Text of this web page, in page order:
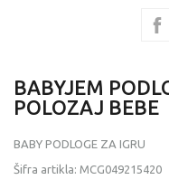
BABYJEM
POLOZAJ BEBE
BABY PODLOGE ZA IGRU
Šifra artikla: MCG049215420